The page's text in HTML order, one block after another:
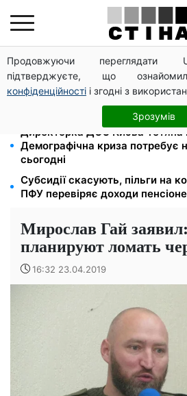
Продовжуючи переглядати
підтверджуєте, що
конфіденційності і згодні з
Зрозумів
Працюєте повний день —
пояснив умови допомоги на
113 млрд грн заборгували
830 тисяч проваджень у
Директорка ДОЗ Києва Тетяна
Демографічна криза потребує
сьогодні
Субсидії скасують, пільги на
ПФУ перевіряє доходи
Мирослав Гай
планируют ломать
16:32 23.04.2019